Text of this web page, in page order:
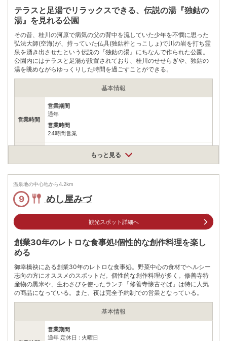
テラスと足湯でリラックスできる、伝説の湯『独鈷の
湯』を見れる公園
その昔、桂川の河原で病気の父の背中を流していた少年を不憫に思った
弘法大師(空海)が、持っていた仏具(独鈷杵とっこしょ)で川の岩を打ち霊
泉を湧き出させたという伝説の『独鈷の湯』にちなんで作られた公園。
公園内にはテラスと足湯が設置されており、桂川のせせらぎや、独鈷の
湯を眺めながらゆっくりした時間を過ごすことができる。
基本情報
営業時間
営業期間
通年
営業時間
24時間営業
アクセス
静岡県伊豆市修善寺
公共交通機関
修善寺駅よりバス(約8分)伊豆箱根バス·東海バス修善寺温泉下車
よりスグ
電話番号 0558722501
※ 掲載情報は変更になる場合があります。最新の内容はご利用前にご自身でお
問合せください。
※ 料金情報は税込・税抜表記が混ざっております。正しい金額はご利用前にご
自身でお問合せください。
もっと見る
温泉地の中心地から4.2km
9 めし屋みづ
観光スポット詳細へ
創業30年のレトロな食事処!個性的な創作料理を楽し
める
御幸橋袂にある創業30年のレトロな食事処。野菜中心の食材でヘルシー
志向の方にオススメのスポットだ。個性的な創作料理が多く。修善寺特
産物の黒米や、生わさびを使ったランチ「修善寺懐古そば」は特に人気
の商品になっている。また、夜は完全予約制での営業となっている。
基本情報
営業期間
通年 定休日 : 火曜日